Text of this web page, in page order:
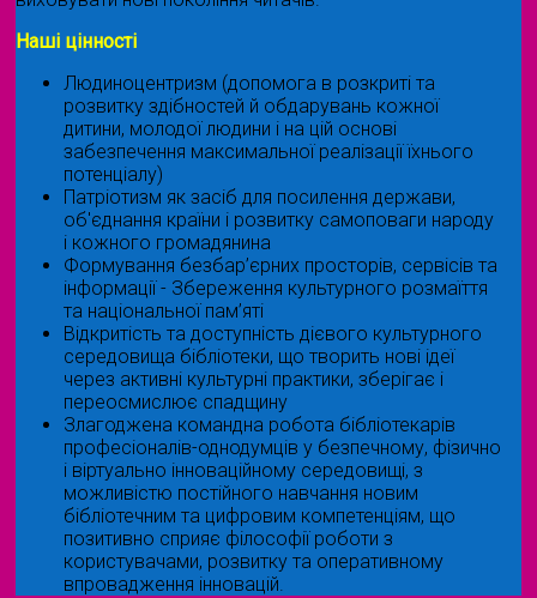
Наші цінності
Людиноцентризм (допомога в розкриті та
розвитку здібностей й обдарувань кожної
дитини, молодої людини і на цій основі
забезпечення максимальної реалізації їхнього
потенціалу)
Патріотизм як засіб для посилення держави,
об'єднання країни і розвитку самоповаги народу
і кожного громадянина
Формування безбар’єрних просторів, сервісів та
інформації - Збереження культурного розмаїття
та національної пам’яті
Відкритість та доступність дієвого культурного
середовища бібліотеки, що творить нові ідеї
через активні культурні практики, зберігає і
переосмислює спадщину
Злагоджена командна робота бібліотекарів
професіоналів-однодумців у безпечному, фізично
і віртуально інноваційному середовищі, з
можливістю постійного навчання новим
бібліотечним та цифровим компетенціям, що
позитивно сприяє філософії роботи з
користувачами, розвитку та оперативному
впровадження інновацій.